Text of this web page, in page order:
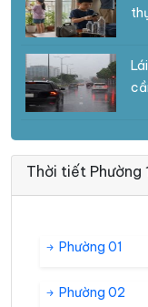
Thời tiết Phường
Phường 01
Phường 02